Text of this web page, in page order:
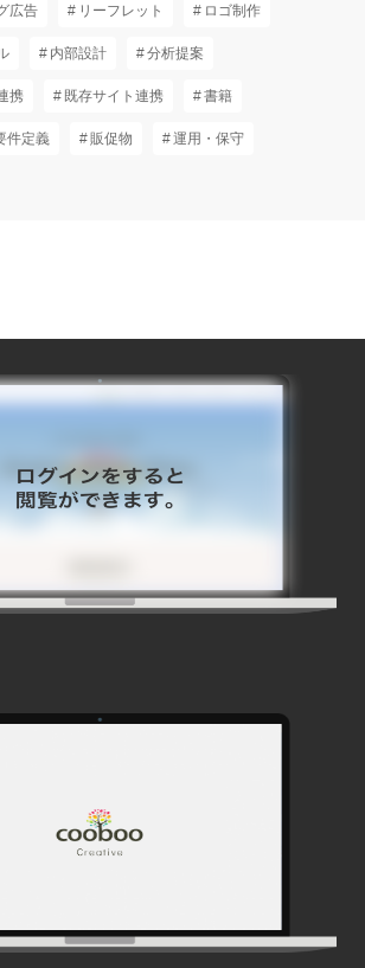
広告 リーフレット ロゴ制作
内部設計 分析提案
携 既存サイト連携 書籍
件定義 販促物 運用・保守